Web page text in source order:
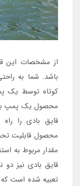
از مشخصات این
باشد. شما به
کوتاه توسط یک
محصول یک پمپ
قایق بادی را
مقدار مربوط به
قایق بادی نیز دو
تعبیه شده است که